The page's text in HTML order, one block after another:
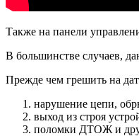
Также на панели
В большинстве случаев,
Прежде чем грешить на
нарушение цепи,
выход из строя
поломки ДТОЖ и